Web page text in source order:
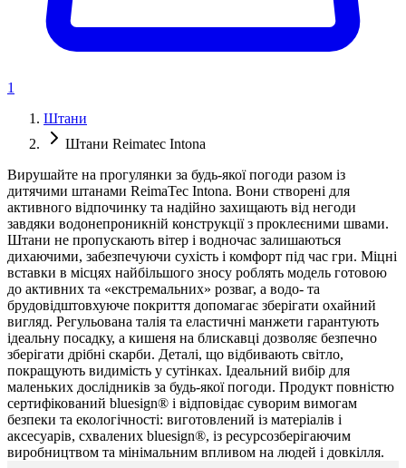
1
Штани
Штани Reimatec Intona
Вирушайте на прогулянки за будь-якої погоди разом із
дитячими штанами ReimaTec Intona. Вони створені для
активного відпочинку та надійно захищають від негоди
завдяки водонепроникній конструкції з проклеєними швами.
Штани не пропускають вітер і водночас залишаються
дихаючими, забезпечуючи сухість і комфорт під час гри. Міцні
вставки в місцях найбільшого зносу роблять модель готовою
до активних та «екстремальних» розваг, а водо- та
брудовідштовхуюче покриття допомагає зберігати охайний
вигляд. Регульована талія та еластичні манжети гарантують
ідеальну посадку, а кишеня на блискавці дозволяє безпечно
зберігати дрібні скарби. Деталі, що відбивають світло,
покращують видимість у сутінках. Ідеальний вибір для
маленьких дослідників за будь-якої погоди. Продукт повністю
сертифікований bluesign® і відповідає суворим вимогам
безпеки та екологічності: виготовлений із матеріалів і
аксесуарів, схвалених bluesign®, із ресурсозберігаючим
виробництвом та мінімальним впливом на людей і довкілля.